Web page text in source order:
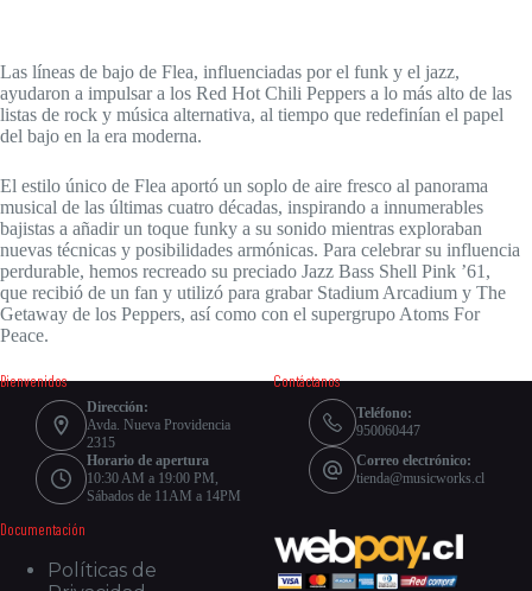
Las líneas de bajo de Flea, influenciadas por el funk y el jazz,
ayudaron a impulsar a los Red Hot Chili Peppers a lo más alto de las
listas de rock y música alternativa, al tiempo que redefinían el papel
del bajo en la era moderna.
El estilo único de Flea aportó un soplo de aire fresco al panorama
musical de las últimas cuatro décadas, inspirando a innumerables
bajistas a añadir un toque funky a su sonido mientras exploraban
nuevas técnicas y posibilidades armónicas. Para celebrar su influencia
perdurable, hemos recreado su preciado Jazz Bass Shell Pink ’61,
que recibió de un fan y utilizó para grabar Stadium Arcadium y The
Getaway de los Peppers, así como con el supergrupo Atoms For
Peace.
Bienvenidos
Dirección:
Avda. Nueva Providencia
2315
Horario de apertura
10:30 AM a 19:00 PM,
Sábados de 11AM a 14PM
Contáctanos
Teléfono:
950060447
Correo electrónico:
tienda@musicworks.cl
Documentación
Políticas de